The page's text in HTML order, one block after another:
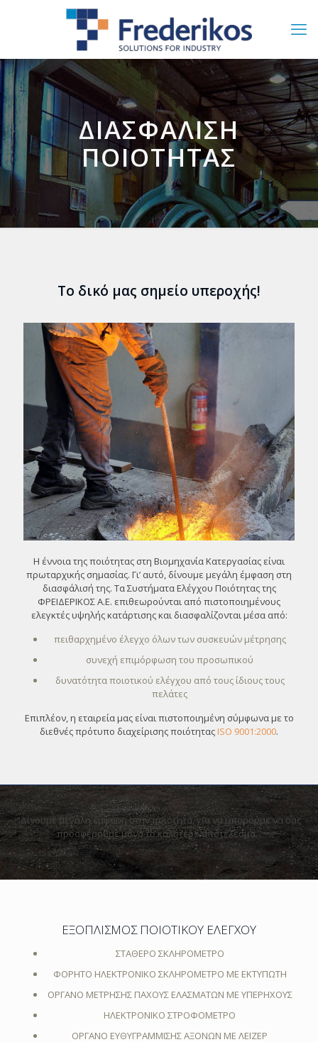
ΔΙΑΣΦΑΛΙΣΗ
ΠΟΙΟΤΗΤΑΣ
Το δικό μας σημείο υπεροχής!
Η έννοια της ποιότητας στη Βιομηχανία Κατεργασίας είναι
πρωταρχικής σημασίας. Γι’ αυτό, δίνουμε μεγάλη έμφαση στη
διασφάλισή της. Τα Συστήματα Ελέγχου Ποιότητας της
ΦΡΕΙΔΕΡΙΚΟΣ Α.Ε. επιθεωρούνται από πιστοποιημένους
ελεγκτές υψηλής κατάρτισης και διασφαλίζονται μέσα από:
πειθαρχημένο έλεγχο όλων των συσκευών μέτρησης
συνεχή επιμόρφωση του προσωπικού
δυνατότητα ποιοτικού ελέγχου από τους ίδιους τους
πελάτες
Επιπλέον, η εταιρεία μας είναι πιστοποιημένη σύμφωνα με το
διεθνές πρότυπο διαχείρισης ποιότηταςISO 9001:2000.
“Δίνουμε μεγάλη έμφαση στην ποιότητα, για να μπορούμε να σας
προσφέρουμε μόνο το καλύτερο αποτέλεσμα.”
ΕΞΟΠΛΙΣΜΟΣ ΠΟΙΟΤΙΚΟΥ ΕΛΕΓΧΟΥ
ΣΤΑΘΕΡΟ ΣΚΛΗΡΟΜΕΤΡΟ
ΦΟΡΗΤΟ ΗΛΕΚΤΡΟΝΙΚΟ ΣΚΛΗΡΟΜΕΤΡΟ ΜΕ ΕΚΤΥΠΩΤΗ
ΟΡΓΑΝΟ ΜΕΤΡΗΣΗΣ ΠΑΧΟΥΣ ΕΛΑΣΜΑΤΩΝ ΜΕ ΥΠΕΡΗΧΟΥΣ
ΗΛΕΚΤΡΟΝΙΚΟ ΣΤΡΟΦΟΜΕΤΡΟ
ΟΡΓΑΝΟ ΕΥΘΥΓΡΑΜΜΙΣΗΣ ΑΞΟΝΩΝ ΜΕ ΛΕΪΖΕΡ